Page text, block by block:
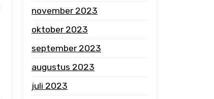
november 2023
oktober 2023
september 2023
augustus 2023
juli 2023